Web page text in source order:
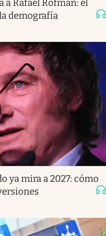
a Rafael Rofman: el
demografía
ya mira a 2027: cómo